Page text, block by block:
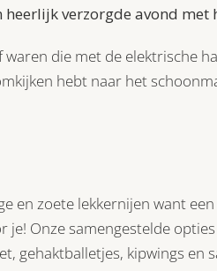
verzorgde avond met
die met de elektrische
hebt naar het
en zoete lekkernijen want
je! Onze samengestelde
gehaktballetjes, kipwings